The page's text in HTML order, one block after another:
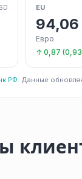
EU
Евро
↑ 0,87
РФ. Данные